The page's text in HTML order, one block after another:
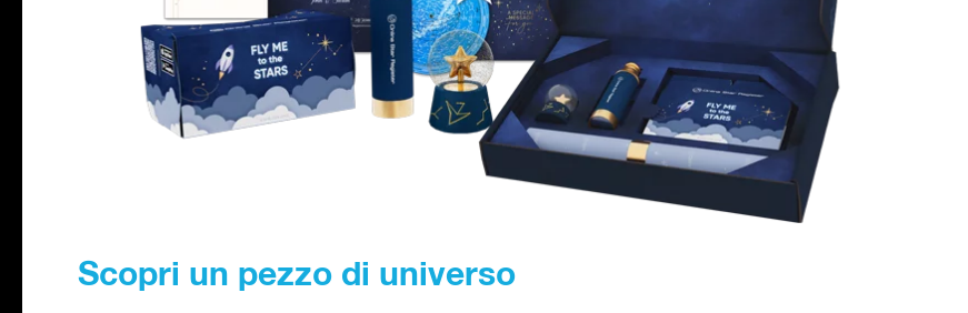
Scopri un pezzo di universo